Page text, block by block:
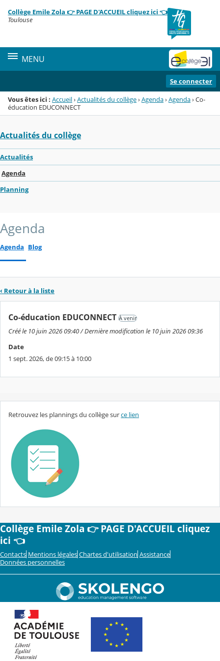
Menu de la rubrique
Contenu
Collège Emile Zola 👉 PAGE D'ACCUEIL cliquez ici 👈
Toulouse
MENU
Se connecter
Vous êtes ici : Accueil›Actualités du collège›Agenda›Agenda›Co-
éducation EDUCONNECT
Actualités du collège
Actualités
Agenda
Planning
Agenda
Agenda Blog
‹ Retour à la liste
Co-éducation EDUCONNECT À venir
Créé le 10 juin 2026 09:40 / Dernière modification le 10 juin 2026 09:36
Date
1 sept. 2026, de 09:15 à 10:00
Retrouvez les plannings du collège surce lien
Collège Emile Zola 👉 PAGE D'ACCUEIL cliquez
ici 👈
Contacts Mentions légales Chartes d'utilisation Assistance
Données personnelles